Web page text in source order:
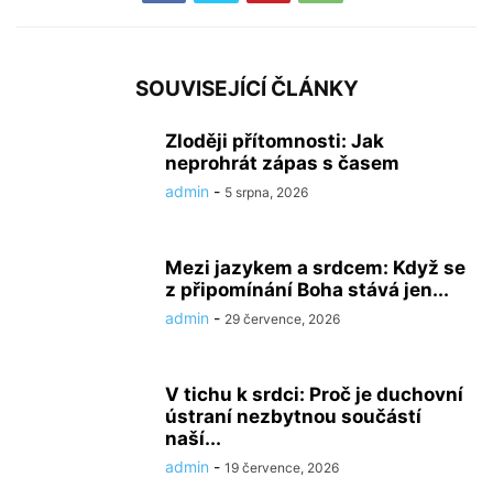
SOUVISEJÍCÍ ČLÁNKY
Zloději přítomnosti: Jak
neprohrát zápas s časem
admin - 5 srpna, 2026
Mezi jazykem a srdcem: Když se
z připomínání Boha stává jen...
admin - 29 července, 2026
V tichu k srdci: Proč je duchovní
ústraní nezbytnou součástí
naší...
admin - 19 července, 2026